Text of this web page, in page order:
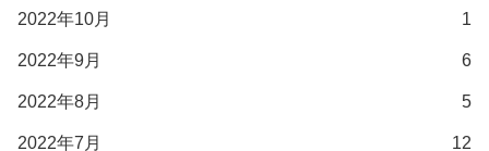
2022年10月 1
2022年9月 6
2022年8月 5
2022年7月 12